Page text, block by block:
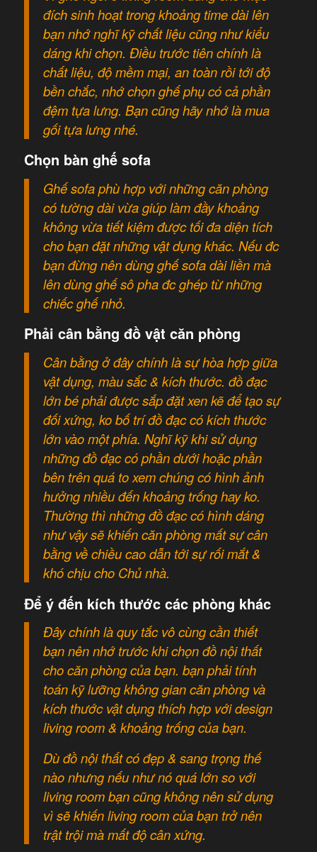
đích sinh hoạt trong khoảng time dài lên
bạn nhớ nghĩ kỹ chất liệu cũng như kiểu
dáng khi chọn. Điều trước tiên chính là
chất liệu, độ mềm mại, an toàn rồi tới độ
bền chắc, nhớ chọn ghế phụ có cả phần
đệm tựa lưng. Bạn cũng hãy nhớ là mua
gối tựa lưng nhé.
Chọn bàn ghế sofa
Ghế sofa phù hợp với những căn phòng
có tường dài vừa giúp làm đầy khoảng
không vừa tiết kiệm được tối đa diện tích
cho bạn đặt những vật dụng khác. Nếu đc
bạn đừng nên dùng ghế sofa dài liền mà
lên dùng ghế sô pha đc ghép từ những
chiếc ghế nhỏ.
Phải cân bằng đồ vật căn phòng
Cân bằng ở đây chính là sự hòa hợp giữa
vật dụng, màu sắc & kích thước. đồ đạc
lớn bé phải được sắp đặt xen kẽ để tạo sự
đối xứng, ko bố trí đồ đạc có kích thước
lớn vào một phía. Nghĩ kỹ khi sử dụng
những đồ đạc có phần dưới hoặc phần
bên trên quá to xem chúng có hình ảnh
hưởng nhiều đến khoảng trống hay ko.
Thường thì những đồ đạc có hình dáng
như vậy sẽ khiến căn phòng mất sự cân
bằng về chiều cao dẫn tới sự rối mắt &
khó chịu cho Chủ nhà.
Để ý đến kích thước các phòng khác
Đây chính là quy tắc vô cùng cần thiết
bạn nên nhớ trước khi chọn đồ nội thất
cho căn phòng của bạn. bạn phải tính
toán kỹ lưỡng không gian căn phòng và
kích thước vật dụng thích hợp với design
living room & khoảng trống của bạn.
Dù đồ nội thất có đẹp & sang trọng thế
nào nhưng nếu như nó quá lớn so với
living room bạn cũng không nên sử dụng
vì sẽ khiến living room của bạn trở nên
trật trội mà mất độ cân xứng.